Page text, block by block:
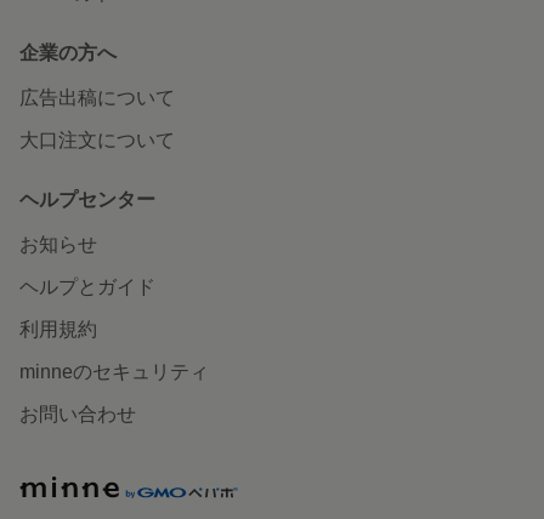
企業の方へ
広告出稿について
大口注文について
ヘルプセンター
お知らせ
ヘルプとガイド
利用規約
minneのセキュリティ
お問い合わせ